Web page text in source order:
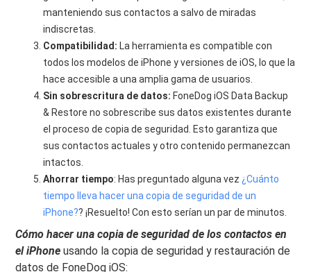
manteniendo sus contactos a salvo de miradas
indiscretas.
Compatibilidad: La herramienta es compatible con
todos los modelos de iPhone y versiones de iOS, lo que la
hace accesible a una amplia gama de usuarios.
Sin sobrescritura de datos: FoneDog iOS Data Backup
& Restore no sobrescribe sus datos existentes durante
el proceso de copia de seguridad. Esto garantiza que
sus contactos actuales y otro contenido permanezcan
intactos.
Ahorrar tiempo: Has preguntado alguna vez ¿Cuánto
tiempo lleva hacer una copia de seguridad de un
iPhone?? ¡Resuelto! Con esto serían un par de minutos.
Cómo hacer una copia de seguridad de los contactos en
el iPhone usando la copia de seguridad y restauración de
datos de FoneDog iOS: